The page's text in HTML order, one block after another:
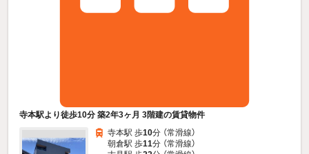
寺本駅より徒歩10分 築2年3ヶ月 3階建の賃貸物件
寺本駅 歩10分 （常滑線）
朝倉駅 歩11分 （常滑線）